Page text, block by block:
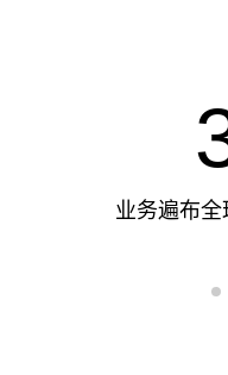
业务遍布